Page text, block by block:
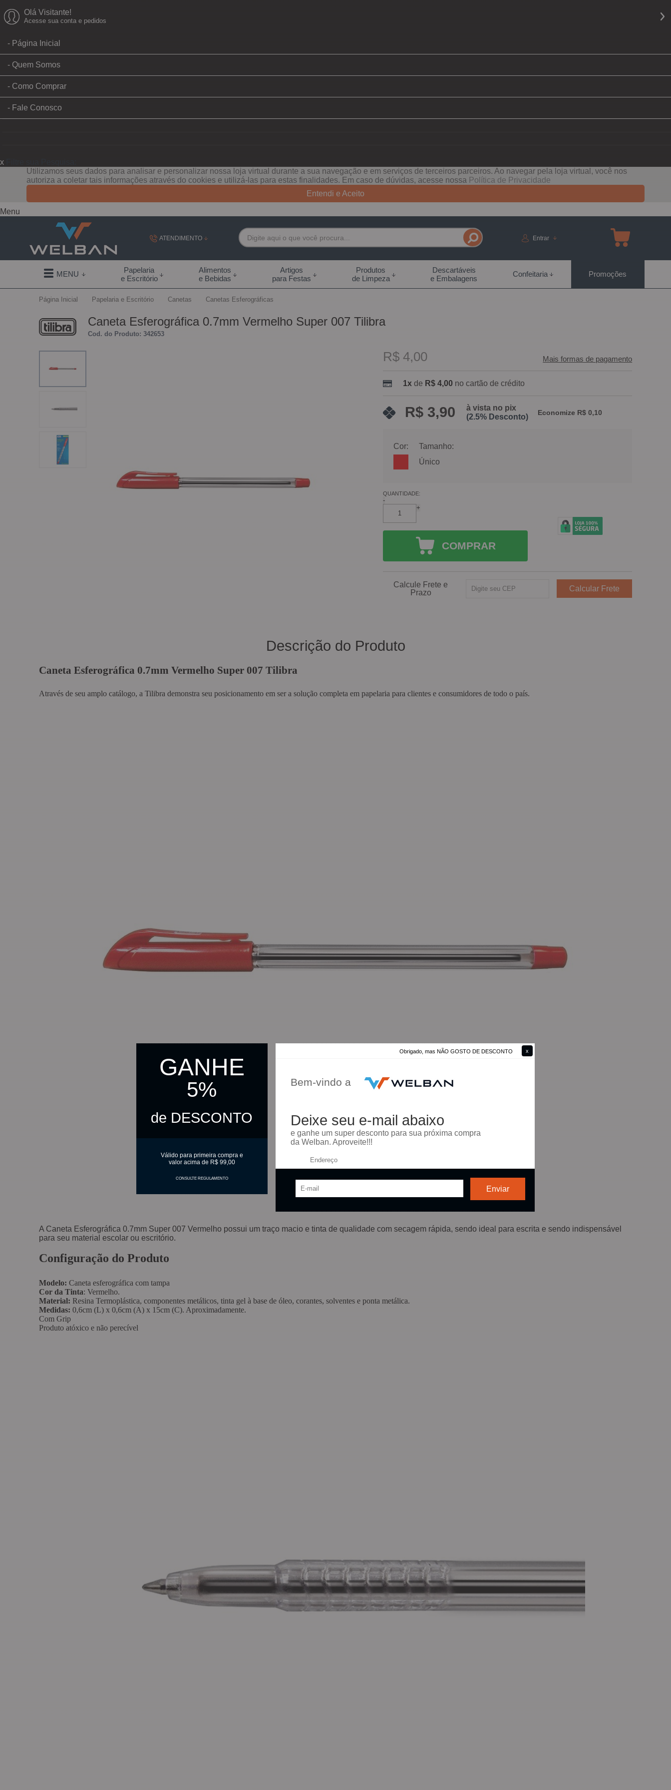
Olá Visitante!
Acesse sua conta e pedidos
Página Inicial
Quem Somos
Como Comprar
Fale Conosco
x Filtre sua Pesquisa:
Utilizamos seus dados para analisar e personalizar nossa loja virtual durante a sua navegação e em serviços de terceiros parceiros. Ao navegar pela loja virtual, você nos
autoriza a coletar tais informações através do cookies e utilizá-las para estas finalidades. Em caso de dúvidas, acesse nossaPolítica de Privacidade
Entendi e Aceito
Obrigado, mas NÃO GOSTO DE DESCONTO
GANHE
5%
de DESCONTO
Válido para primeira compra e
valor acima de R$ 99,00
CONSULTE REGULAMENTO
Bem-vindo a
Deixe seu e-mail abaixo
e ganhe um super desconto para sua próxima compra
da Welban. Aproveite!!!
Endereço:
Menu
ATENDIMENTO
(19) 99855-7892
(19) 99855-7892
contato@welban.com.br
Segunda à sexta - 08:30h às 18:00h Sábados -
09:00h às 14:00h
Entrar
MENU
Papelaria
e Escritório
Alimentos
e Bebidas
Artigos
para Festas
Produtos
de Limpeza
Descartáveis
e Embalagens
Confeitaria Promoções
Página Inicial Papelaria e Escritório Canetas Canetas Esferográficas
Caneta Esferográfica 0.7mm Vermelho Super 007 Tilibra
Cod. do Produto: 342653
R$ 4,00 Mais formas de pagamento
1xdeR$ 4,00 no cartão de crédito
R$ 3,90
à vista no pix
(2.5% Desconto)
Economize R$ 0,10
Cor:
Tamanho:
Único
QUANTIDADE:
-
+
COMPRAR
Calcule Frete e
Prazo
Descrição do Produto
Caneta Esferográfica 0.7mm Vermelho Super 007 Tilibra
Através de seu amplo catálogo, a Tilibra demonstra seu posicionamento em ser a solução completa em papelaria para clientes e consumidores de todo o país.
A Caneta Esferográfica 0.7mm Super 007 Vermelho possui um traço macio e tinta de qualidade com secagem rápida, sendo ideal para escrita e sendo indispensável
para seu material escolar ou escritório.
Configuração do Produto
Modelo:Caneta esferográfica com tampa
Cor da Tinta: Vermelho.
Material:Resina Termoplástica, componentes metálicos, tinta gel à base de óleo, corantes, solventes e ponta metálica.
Medidas:0,6cm (L) x 0,6cm (A) x 15cm (C). Aproximadamente.
Com Grip
Produto atóxico e não perecível